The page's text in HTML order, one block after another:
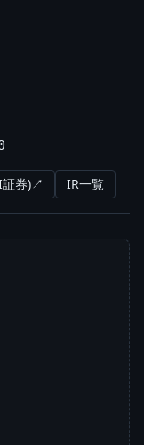
証券)↗ IR一覧